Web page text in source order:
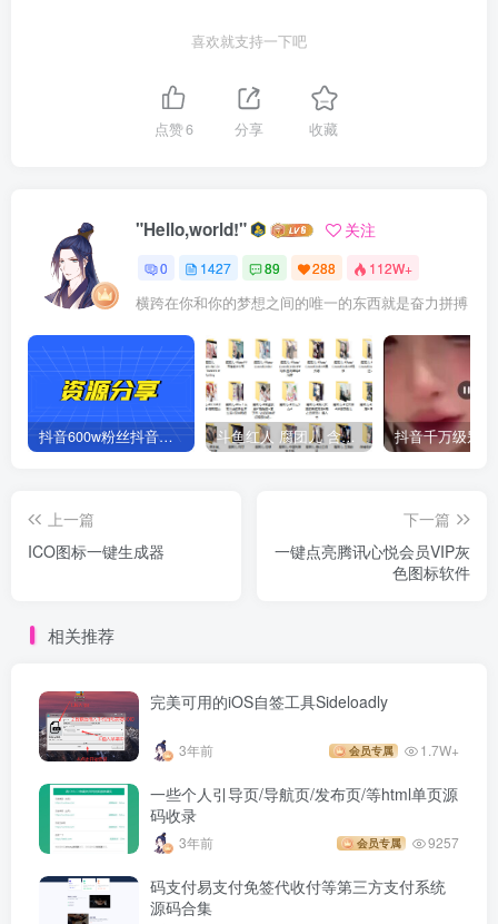
喜欢就支持一下吧
点赞6 分享 收藏
"Hello,world!" 关注
0 1427 89 288 112W+
横跨在你和你的梦想之间的唯一的东西就是奋力拼搏
抖音600w粉丝抖音网红痞幼一手资料 877P 500M 含私拍 斗鱼红人 腐团儿 含付费 大尺写真 32套
上一篇
ICO图标一键生成器
下一篇
一键点亮腾讯心悦会员VIP灰
色图标软件
相关推荐
完美可用的iOS自签工具Sideloadly
3年前 会员专属 1.7W+
一些个人引导页/导航页/发布页/等html单页源
码收录
3年前 会员专属 9257
码支付易支付免签代收付等第三方支付系统
源码合集